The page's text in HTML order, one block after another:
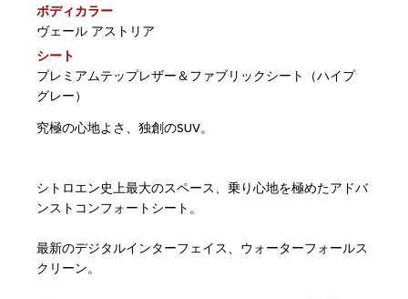
ボディカラー
ヴェール アストリア
シート
プレミアムテップレザー＆ファブリックシート（ハイプ
グレー）
究極の心地よさ、独創のSUV。
シトロエン史上最大のスペース、乗り心地を極めたアドバ
ンストコンフォートシート。
最新のデジタルインターフェイス、ウォーターフォールス
クリーン。